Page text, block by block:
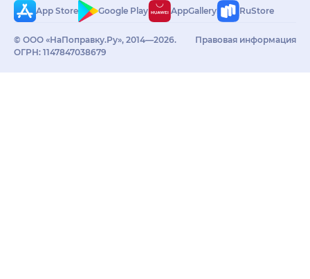
App Store
Google Play AppGallery RuStore
© ООО «НаПоправку.Ру», 2014—2026.
ОГРН: 1147847038679
Правовая информация